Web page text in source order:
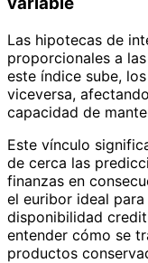
Las hipotecas de
proporcionales a
este índice sube,
viceversa,
capacidad de
Este vínculo
de cerca las
finanzas en
el euribor ideal
disponibilidad
entender cómo se
productos